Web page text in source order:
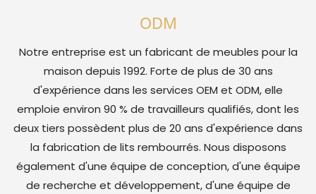
ODM
Notre entreprise est un fabricant de meubles pour la
maison depuis 1992. Forte de plus de 30 ans
d'expérience dans les services OEM et ODM, elle
emploie environ 90 % de travailleurs qualifiés, dont les
deux tiers possèdent plus de 20 ans d'expérience dans
la fabrication de lits rembourrés. Nous disposons
également d'une équipe de conception, d'une équipe
de recherche et développement, d'une équipe de